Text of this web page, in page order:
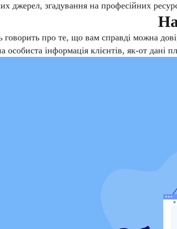
джерел, згадування на професійних
говорить про те, що вам справді можна
особиста інформація клієнтів, як-от дані